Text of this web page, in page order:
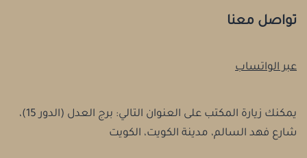
تواصل معنا
عبر الواتساب
يمكنك زيارة المكتب على العنوان التالي: برج العدل (الدور 15)،
شارع فهد السالم، مدينة الكويت، الكويت